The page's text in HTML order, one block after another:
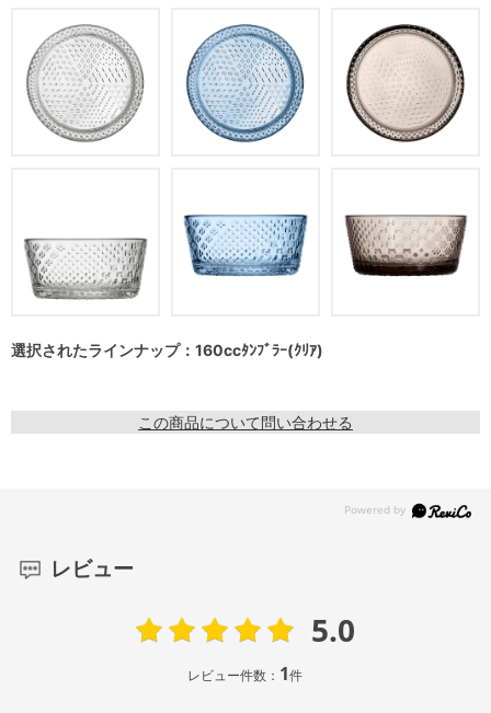
選択されたラインナップ：160ccﾀﾝﾌﾞﾗｰ(ｸﾘｱ)
この商品について問い合わせる
レビュー
5.0
レビュー件数： 1件